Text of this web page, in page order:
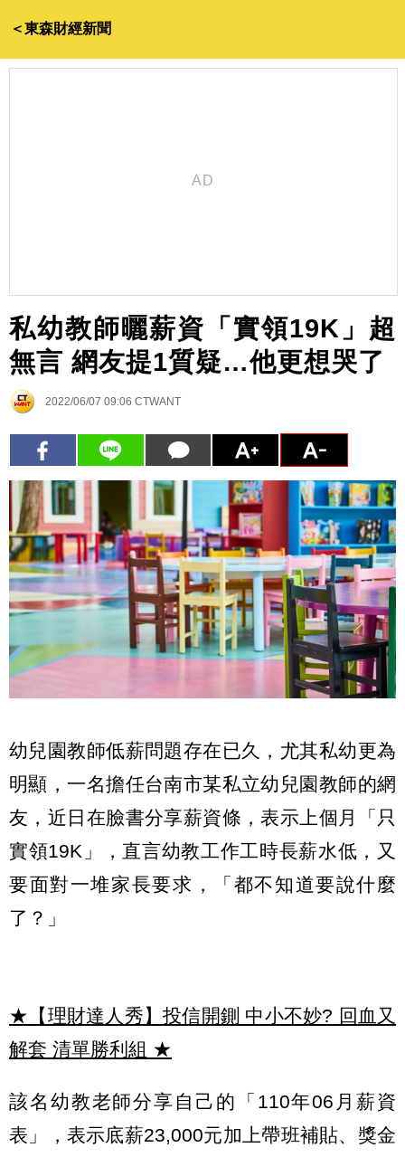
＜東森財經新聞
私幼教師曬薪資「實領19K」超
無言 網友提1質疑…他更想哭了
2022/06/07 09:06 CTWANT
幼兒園教師低薪問題存在已久，尤其私幼更為
明顯，一名擔任台南市某私立幼兒園教師的網
友，近日在臉書分享薪資條，表示上個月「只
實領19K」，直言幼教工作工時長薪水低，又
要面對一堆家長要求，「都不知道要說什麼
了？」
★【理財達人秀】投信開鍘 中小不妙? 回血又
解套 清單勝利組 ★
該名幼教老師分享自己的「110年06月薪資
表」，表示底薪23,000元加上帶班補貼、獎金